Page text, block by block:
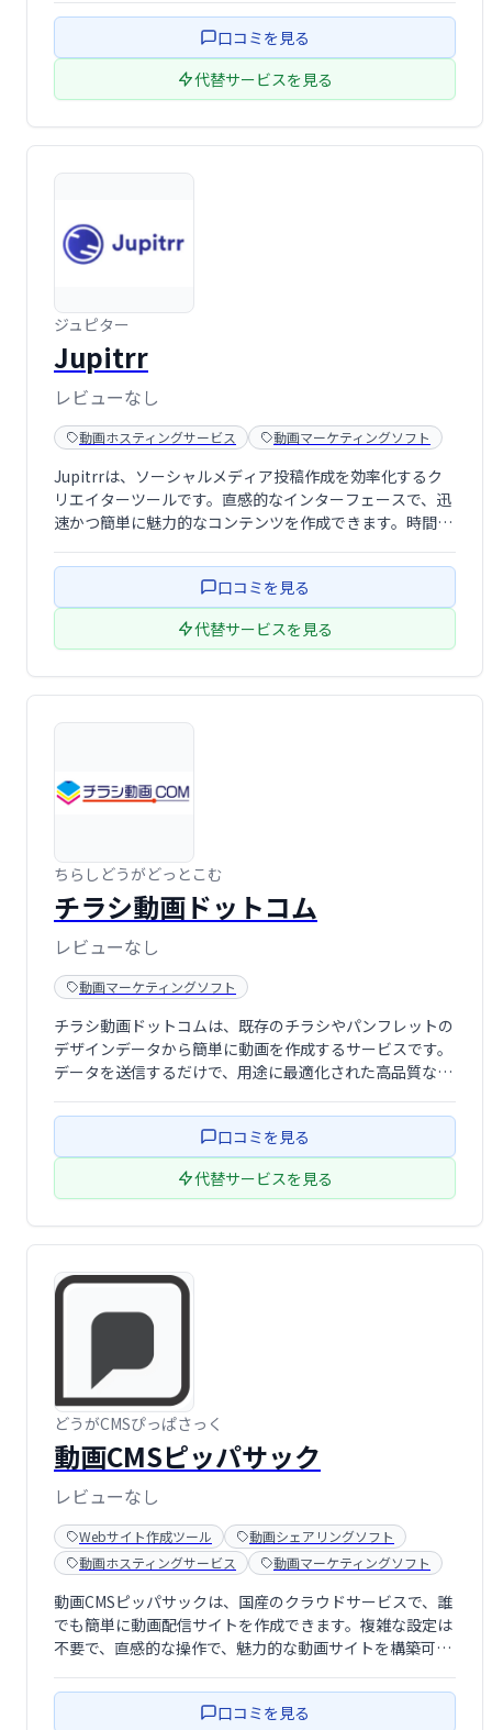
口コミを見る
代替サービスを見る
ジュピター
Jupitrr
レビューなし
動画ホスティングサービス 動画マーケティングソフト
Jupitrrは、ソーシャルメディア投稿作成を効率化するク
リエイターツールです。直感的なインターフェースで、迅
速かつ簡単に魅力的なコンテンツを作成できます。時間と
たいクリエイターやビジネスに最適です。
口コミを見る
代替サービスを見る
ちらしどうがどっとこむ
チラシ動画ドットコム
レビューなし
動画マーケティングソフト
チラシ動画ドットコムは、既存のチラシやパンフレットの
デザインデータから簡単に動画を作成するサービスです。
データを送信するだけで、用途に最適化された高品質な動
果的な情報発信を実現しましょう。
口コミを見る
代替サービスを見る
どうがCMSぴっぱさっく
動画CMSピッパサック
レビューなし
Webサイト作成ツール
動画シェアリングソフト
動画ホスティングサービス
動画マーケティングソフト
動画CMSピッパサックは、国産のクラウドサービスで、誰
でも簡単に動画配信サイトを作成できます。複雑な設定は
不要で、直感的な操作で、魅力的な動画サイトを構築可能
ョン動画や個人の作品配信など、幅広い用途に対応しま
す。手軽に始められる動画配信、ピッパサッ …
口コミを見る